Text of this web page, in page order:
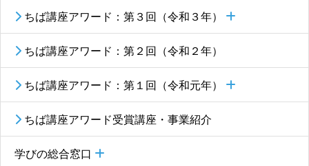
ちば講座アワード：第３回（令和３年）
ちば講座アワード：第２回（令和２年）
ちば講座アワード：第１回（令和元年）
ちば講座アワード受賞講座・事業紹介
学びの総合窓口